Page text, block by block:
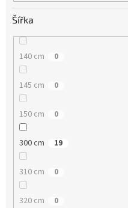
Šířka
140 cm 0
145 cm 0
150 cm 0
300 cm 19
310 cm 0
320 cm 0